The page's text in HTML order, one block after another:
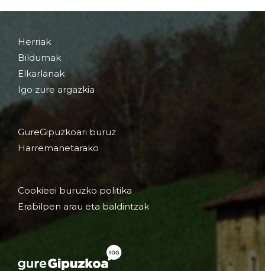
Herriak
Bildumak
Elkarlanak
Igo zure argazkia
GureGipuzkoari buruz
Harremanetarako
Cookieei buruzko politika
Erabilpen arau eta baldintzak